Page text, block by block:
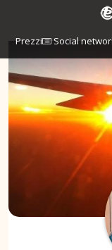
Prezzi Social